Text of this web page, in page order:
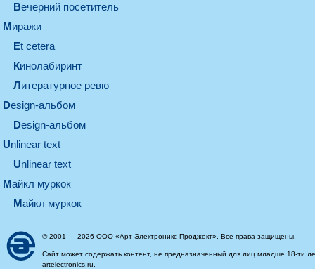
вечерний посетитель
миражи
et cetera
кинолабиринт
литературное ревю
design-альбом
design-альбом
unlinear text
Unlinear text
майкл муркок
майкл муркок
© 2001 — 2026 ООО «Арт Электроникс Проджект». Все права защищены.
Сайт может содержать контент, не предназначенный для лиц младше 18-ти
artelectronics.ru.